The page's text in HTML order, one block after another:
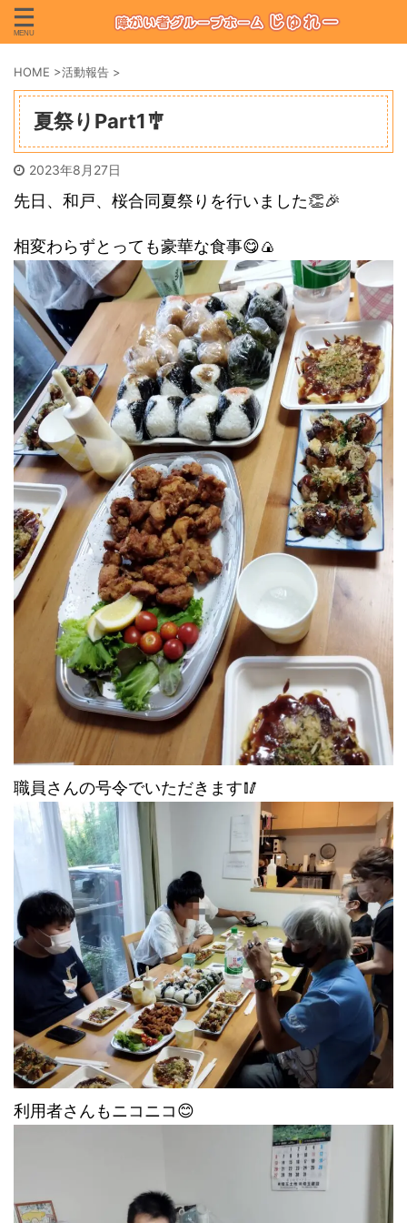
HOME >活動報告 >
夏祭りPart1🎐
2023年8月27日
先日、和戸、桜合同夏祭りを行いました👏🎉
相変わらずとっても豪華な食事😋🍙
職員さんの号令でいただきます🥢
利用者さんもニコニコ😊